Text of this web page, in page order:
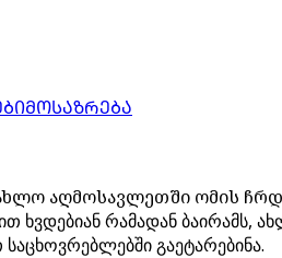
ᲛᲝᲡᲐᲖᲠᲔᲑᲐ
აღმოსავლეთში ომის
რამადან ბაირამს,
გაეტარებინა.